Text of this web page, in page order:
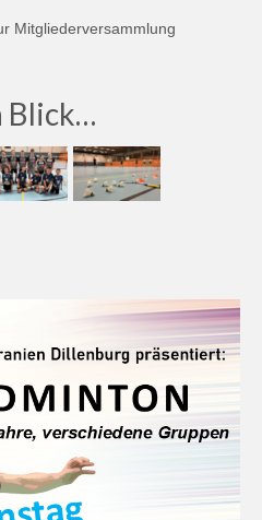
Mitgliederversammlung
Blick…